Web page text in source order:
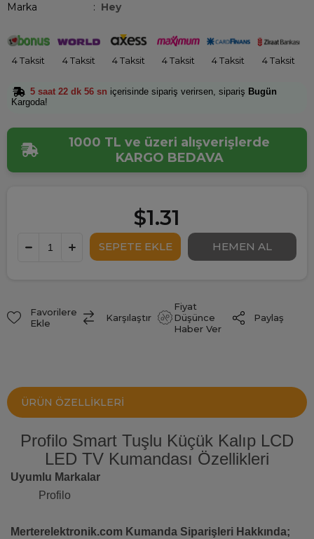
Marka : Hey
4 Taksit 4 Taksit 4 Taksit 4 Taksit 4 Taksit 4 Taksit
5 saat 22 dk 56 sn içerisinde sipariş verirsen, sipariş Bugün
Kargoda!
1000 TL ve üzeri alışverişlerde
KARGO BEDAVA
$1.31
Favorilere
Ekle
Karşılaştır
Fiyat
Düşünce
Haber Ver
Paylaş
ÜRÜN ÖZELLIKLERI
Profilo Smart Tuşlu Küçük Kalıp LCD
LED TV Kumandası Özellikleri
Uyumlu Markalar
Profilo
Merterelektronik.com Kumanda Siparişleri Hakkında;